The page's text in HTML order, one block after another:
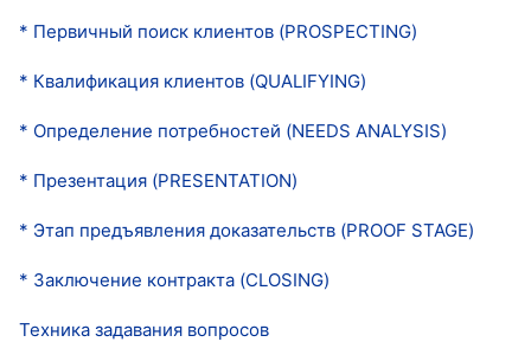
* Первичный поиск клиентов (PROSPECTING)
* Квалификация клиентов (QUALIFYING)
* Определение потребностей (NEEDS ANALYSIS)
* Презентация (PRESENTATION)
* Этап предъявления доказательств (PROOF STAGE)
* Заключение контракта (CLOSING)
Техника задавания вопросов